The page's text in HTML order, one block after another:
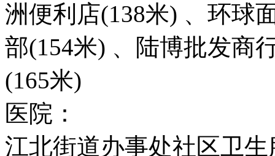
洲便利店(138米) 、环球
部(154米) 、陆博批发商
(165米)
医院：
江北街道办事处社区卫